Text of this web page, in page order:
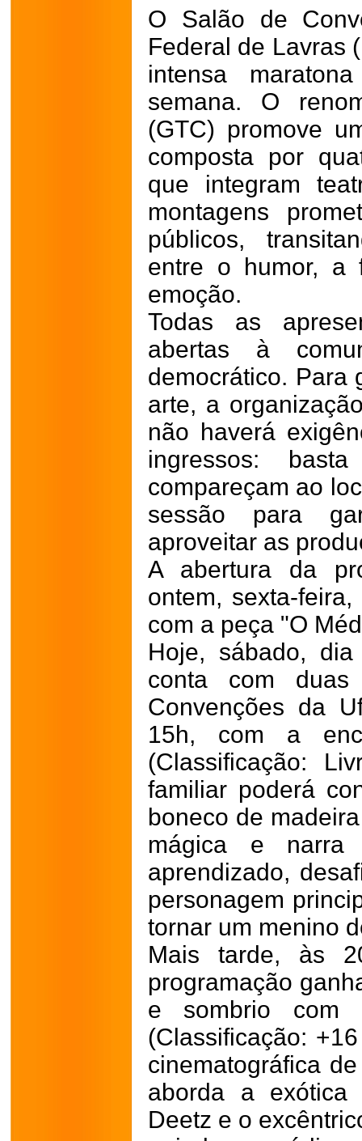
O Salão de
Federal de Lavras
intensa
semana. O
(GTC) promove
composta por
que integram
montagens
públicos,
entre o humor, a
emoção.
Todas as
abertas à
democrático. Para
arte, a
não haverá
ingressos:
compareçam ao
sessão para
aproveitar as
A abertura da
ontem, sexta-
com a peça "O
Hoje, sábado,
conta com
Convenções da
15h, com a
(Classificação:
familiar poderá
boneco de
mágica e
aprendizado,
personagem
tornar um menino
Mais tarde, às
programação
e sombrio com
(Classificação:
cinematográfica
aborda a exótica
Deetz e o